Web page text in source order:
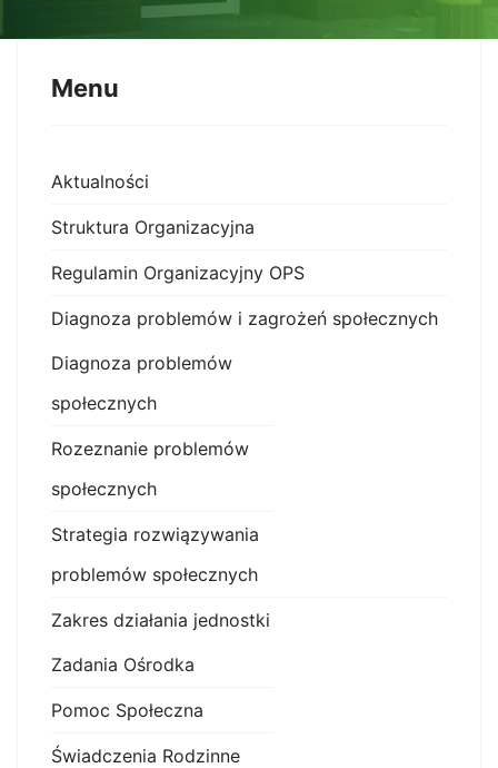
Menu
Aktualności
Struktura Organizacyjna
Regulamin Organizacyjny OPS
Diagnoza problemów i zagrożeń społecznych
Diagnoza problemów
społecznych
Rozeznanie problemów
społecznych
Strategia rozwiązywania
problemów społecznych
Zakres działania jednostki
Zadania Ośrodka
Pomoc Społeczna
Świadczenia Rodzinne